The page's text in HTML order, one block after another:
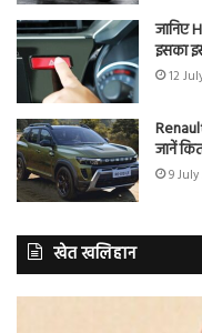
जानिए
इसका
12
जानें
9
खेत खलिहान